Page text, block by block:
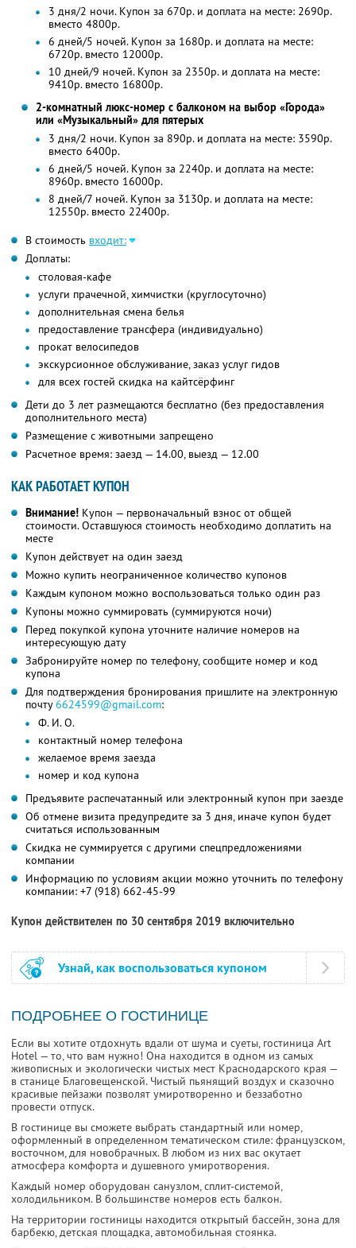
3 дня/2 ночи. Купон за 670р. и доплата на месте: 2690р.
вместо 4800р.
6 дней/5 ночей. Купон за 1680р. и доплата на месте:
6720р. вместо 12000р.
10 дней/9 ночей. Купон за 2350р. и доплата на месте:
9410р. вместо 16800р.
2-комнатный люкс-номер с балконом на выбор «Города»
или «Музыкальный» для пятерых
3 дня/2 ночи. Купон за 890р. и доплата на месте: 3590р.
вместо 6400р.
6 дней/5 ночей. Купон за 2240р. и доплата на месте:
8960р. вместо 16000р.
8 дней/7 ночей. Купон за 3130р. и доплата на месте:
12550р. вместо 22400р.
В стоимость входит:
Доплаты:
столовая-кафе
услуги прачечной, химчистки (круглосуточно)
дополнительная смена белья
предоставление трансфера (индивидуально)
прокат велосипедов
экскурсионное обслуживание, заказ услуг гидов
для всех гостей скидка на кайтсёрфинг
Дети до 3 лет размещаются бесплатно (без предоставления
дополнительного места)
Размещение с животными запрещено
Расчетное время: заезд — 14.00, выезд — 12.00
КАК РАБОТАЕТ КУПОН
Внимание! Купон — первоначальный взнос от общей
стоимости. Оставшуюся стоимость необходимо доплатить на
месте
Купон действует на один заезд
Можно купить неограниченное количество купонов
Каждым купоном можно воспользоваться только один раз
Купоны можно суммировать (суммируются ночи)
Перед покупкой купона уточните наличие номеров на
интересующую дату
Забронируйте номер по телефону, сообщите номер и код
купона
Для подтверждения бронирования пришлите на электронную
почту6624599@gmail.com:
Ф. И. О.
контактный номер телефона
желаемое время заезда
номер и код купона
Предъявите распечатанный или электронный купон при заезде
Об отмене визита предупредите за 3 дня, иначе купон будет
считаться использованным
Скидка не суммируется с другими спецпредложениями
компании
Информацию по условиям акции можно уточнить по телефону
компании: +7 (918) 662-45-99
Купон действителен по 30 сентября 2019 включительно
Узнай, как воспользоваться купоном
ПОДРОБНЕЕ О ГОСТИНИЦЕ
Если вы хотите отдохнуть вдали от шума и суеты, гостиница Art
Hotel — то, что вам нужно! Она находится в одном из самых
живописных и экологически чистых мест Краснодарского края —
в станице Благовещенской. Чистый пьянящий воздух и сказочно
красивые пейзажи позволят умиротворенно и беззаботно
провести отпуск.
В гостинице вы сможете выбрать стандартный или номер,
оформленный в определенном тематическом стиле: французском,
восточном, для новобрачных. В любом из них вас окутает
атмосфера комфорта и душевного умиротворения.
Каждый номер оборудован санузлом, сплит-системой,
холодильником. В большинстве номеров есть балкон.
На территории гостиницы находится открытый бассейн, зона для
барбекю, детская площадка, автомобильная стоянка.